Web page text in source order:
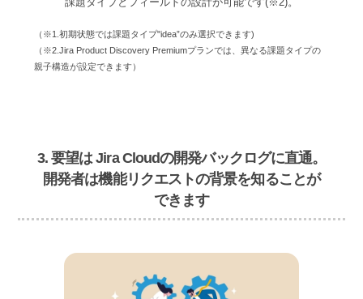
（※1.初期状態では課題タイプ"idea”のみ選択できます)
（※2.Jira Product Discovery Premiumプランでは、異なる課題タイプの
親子構造が設定できます）
3. 要望は Jira Cloudの開発バックログに直通。
開発者は機能リクエストの背景を知ることが
できます